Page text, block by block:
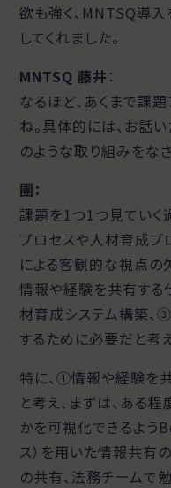
欲も強く、MNTSQ導
してくれました。
MNTSQ 藤井 ：
なるほど、あくまで課
ね。具体的には、お話
のような取り組みをな
團：
課題を1つ1つ見ていく
プロセスや人材育成プ
による客観的な視点
情報や経験を共有する
材育成システム構築
するために必要だと考
特に、①情報や経験を
と考え、まずは、ある
かを可視化できるよう
ス）を用いた情報共有
の共有、法務チームで